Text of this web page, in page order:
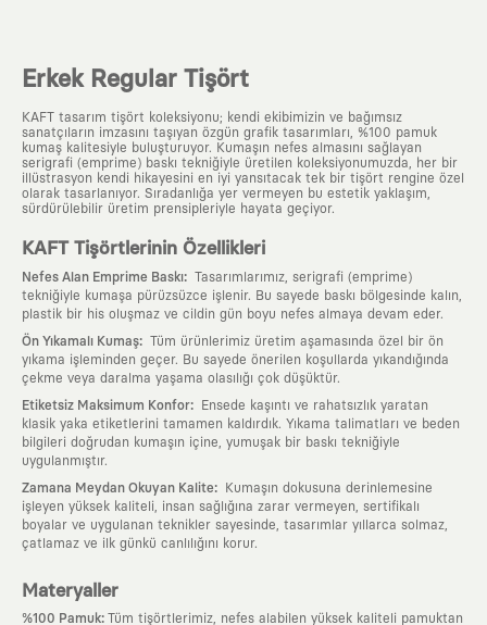
Erkek Regular Tişört
KAFT tasarım tişört koleksiyonu; kendi ekibimizin ve bağımsız
sanatçıların imzasını taşıyan özgün grafik tasarımları, %100 pamuk
kumaş kalitesiyle buluşturuyor. Kumaşın nefes almasını sağlayan
serigrafi (emprime) baskı tekniğiyle üretilen koleksiyonumuzda, her bir
illüstrasyon kendi hikayesini en iyi yansıtacak tek bir tişört rengine özel
olarak tasarlanıyor. Sıradanlığa yer vermeyen bu estetik yaklaşım,
sürdürülebilir üretim prensipleriyle hayata geçiyor.
KAFT Tişörtlerinin Özellikleri
Nefes Alan Emprime Baskı: Tasarımlarımız, serigrafi (emprime)
tekniğiyle kumaşa pürüzsüzce işlenir. Bu sayede baskı bölgesinde kalın,
plastik bir his oluşmaz ve cildin gün boyu nefes almaya devam eder.
Ön Yıkamalı Kumaş: Tüm ürünlerimiz üretim aşamasında özel bir ön
yıkama işleminden geçer. Bu sayede önerilen koşullarda yıkandığında
çekme veya daralma yaşama olasılığı çok düşüktür.
Etiketsiz Maksimum Konfor:
Ensede kaşıntı ve rahatsızlık yaratan
klasik yaka etiketlerini tamamen kaldırdık. Yıkama talimatları ve beden
bilgileri doğrudan kumaşın içine, yumuşak bir baskı tekniğiyle
uygulanmıştır.
Zamana Meydan Okuyan Kalite:
Kumaşın dokusuna derinlemesine
işleyen yüksek kaliteli, insan sağlığına zarar vermeyen, sertifikalı
boyalar ve uygulanan teknikler sayesinde, tasarımlar yıllarca solmaz,
çatlamaz ve ilk günkü canlılığını korur.
Materyaller
%100 Pamuk: Tüm tişörtlerimiz, nefes alabilen yüksek kaliteli pamuktan